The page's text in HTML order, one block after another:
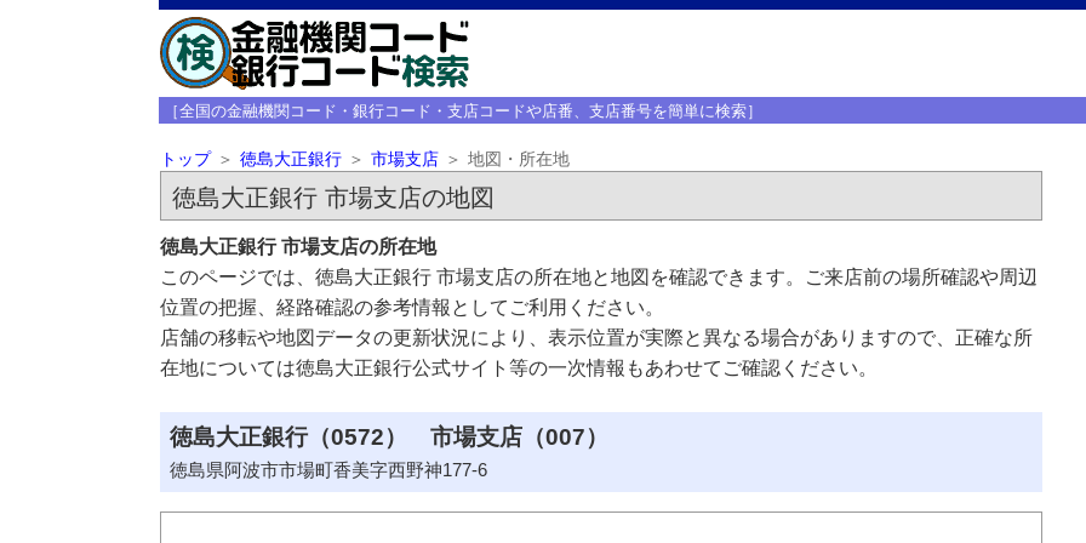
［全国の金融機関コード・銀行コード・支店コードや店番、支店番号を簡単に検索］
トップ 徳島大正銀行 市場支店 地図・所在地
徳島大正銀行 市場支店の地図
徳島大正銀行 市場支店の所在地
このページでは、徳島大正銀行 市場支店の所在地と地図を確認できます。ご来店前の場所確認や周辺
位置の把握、経路確認の参考情報としてご利用ください。
店舗の移転や地図データの更新状況により、表示位置が実際と異なる場合がありますので、正確な所
在地については徳島大正銀行公式サイト等の一次情報もあわせてご確認ください。
徳島大正銀行（0572） 市場支店（007）
徳島県阿波市市場町香美字西野神177-6